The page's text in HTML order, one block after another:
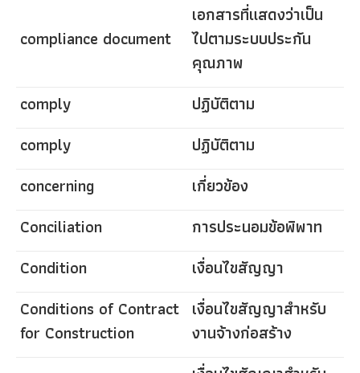
compliance document
เอกสารที่แสดงว่าเป็น
ไปตามระบบประกัน
คุณภาพ
comply
ปฏิบัติตาม
comply
ปฏิบัติตาม
concerning
เกี่ยวข้อง
Conciliation
การประนอมข้อพิพาท
Condition
เงื่อนไขสัญญา
Conditions of Contract
for Construction
เงื่อนไขสัญญาสำหรับ
งานจ้างก่อสร้าง